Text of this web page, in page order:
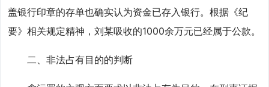
盖银行印章的存单也确实认为资金已存入银行。根据《纪
要》相关规定精神，刘某吸收的1000余万元已经属于公款。
二、非法占有目的的判断